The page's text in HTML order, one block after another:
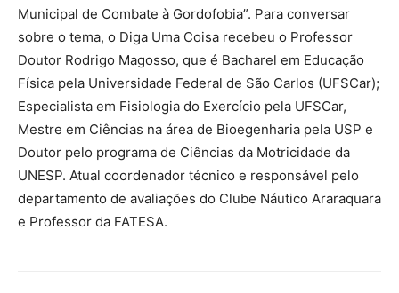
Municipal de Combate à Gordofobia”. Para conversar
sobre o tema, o Diga Uma Coisa recebeu o Professor
Doutor Rodrigo Magosso, que é Bacharel em Educação
Física pela Universidade Federal de São Carlos (UFSCar);
Especialista em Fisiologia do Exercício pela UFSCar,
Mestre em Ciências na área de Bioegenharia pela USP e
Doutor pelo programa de Ciências da Motricidade da
UNESP. Atual coordenador técnico e responsável pelo
departamento de avaliações do Clube Náutico Araraquara
e Professor da FATESA.